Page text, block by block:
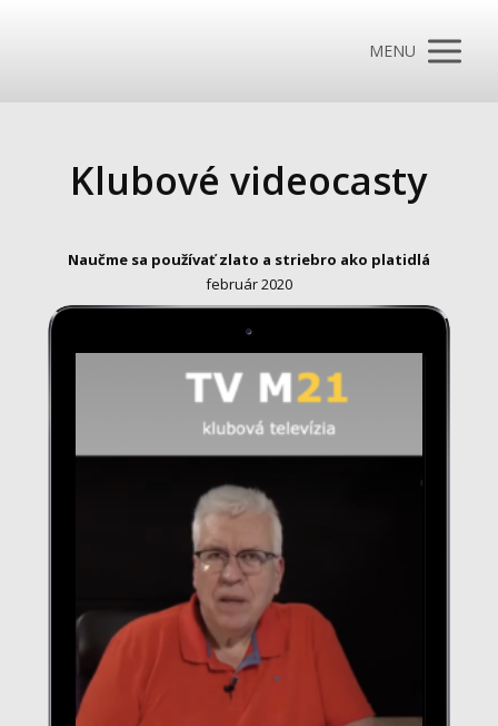
MENU
Klubové videocasty
Naučme sa používať zlato a striebro ako platidlá
február 2020